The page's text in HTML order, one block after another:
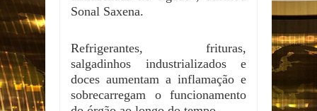
Sonal Saxena.
Refrigerantes, frituras,
salgadinhos industrializados e
doces aumentam a inflamação e
sobrecarregam o funcionamento